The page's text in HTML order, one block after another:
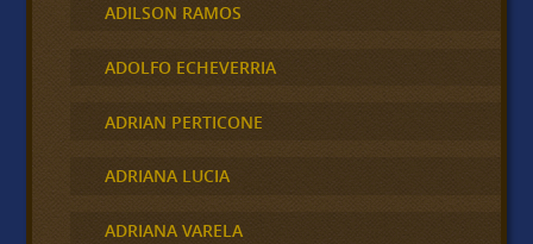
ADILSON RAMOS
ADOLFO ECHEVERRIA
ADRIAN PERTICONE
ADRIANA LUCIA
ADRIANA VARELA